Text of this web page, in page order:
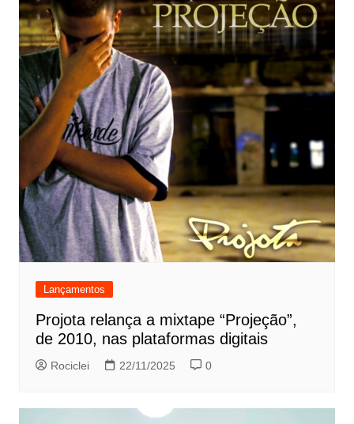
Lançamentos
Projota relança a mixtape “Projeção”,
de 2010, nas plataformas digitais
Rociclei 22/11/2025 0